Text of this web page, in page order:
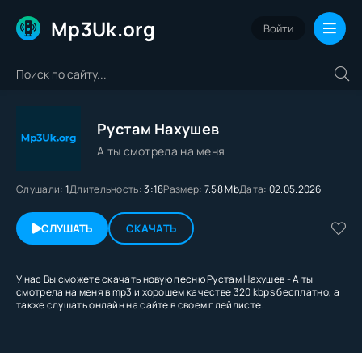
Mp3Uk.org Войти
Рустам Нахушев
А ты смотрела на меня
Слушали: 1Длительность:3:18Размер: 7.58 MbДата: 02.05.2026
СЛУШАТЬ СКАЧАТЬ
У нас Вы сможете скачать новую песню Рустам Нахушев - А ты
смотрела на меня в mp3 и хорошем качестве 320 kbps бесплатно, а
также слушать онлайн на сайте в своем плейлисте.